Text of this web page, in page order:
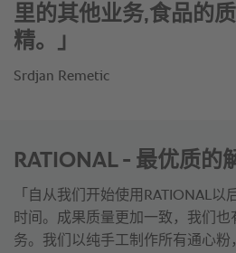
里的其他业务,食品的
精。」
Srdjan Remetic
RATIONAL - 最优质的
「自从我们开始使用RATIONAL以
时间。成果质量更加一致，我们也
务。我们以纯手工制作所有通心粉